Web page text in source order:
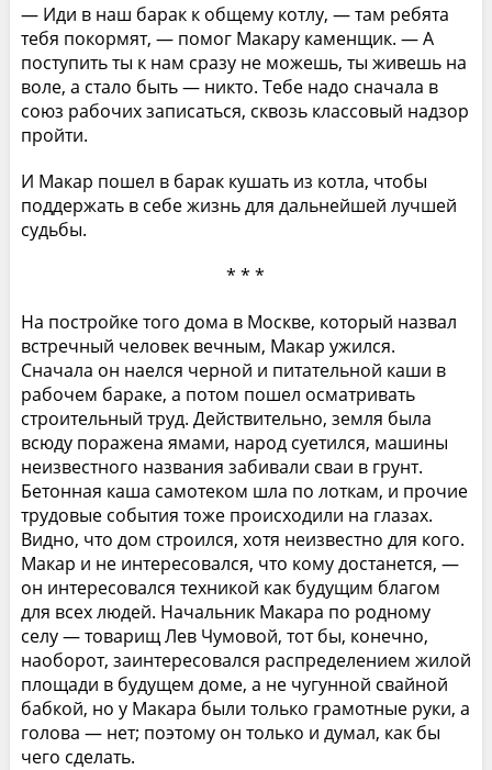
— Иди в наш барак к общему котлу, — там ребята
тебя покормят, — помог Макару каменщик. — А
поступить ты к нам сразу не можешь, ты живешь на
воле, а стало быть — никто. Тебе надо сначала в
союз рабочих записаться, сквозь классовый надзор
пройти.
И Макар пошел в барак кушать из котла, чтобы
поддержать в себе жизнь для дальнейшей лучшей
судьбы.
* * *
На постройке того дома в Москве, который назвал
встречный человек вечным, Макар ужился.
Сначала он наелся черной и питательной каши в
рабочем бараке, а потом пошел осматривать
строительный труд. Действительно, земля была
всюду поражена ямами, народ суетился, машины
неизвестного названия забивали сваи в грунт.
Бетонная каша самотеком шла по лоткам, и прочие
трудовые события тоже происходили на глазах.
Видно, что дом строился, хотя неизвестно для кого.
Макар и не интересовался, что кому достанется, —
он интересовался техникой как будущим благом
для всех людей. Начальник Макара по родному
селу — товарищ Лев Чумовой, тот бы, конечно,
наоборот, заинтересовался распределением жилой
площади в будущем доме, а не чугунной свайной
бабкой, но у Макара были только грамотные руки, а
голова — нет; поэтому он только и думал, как бы
чего сделать.